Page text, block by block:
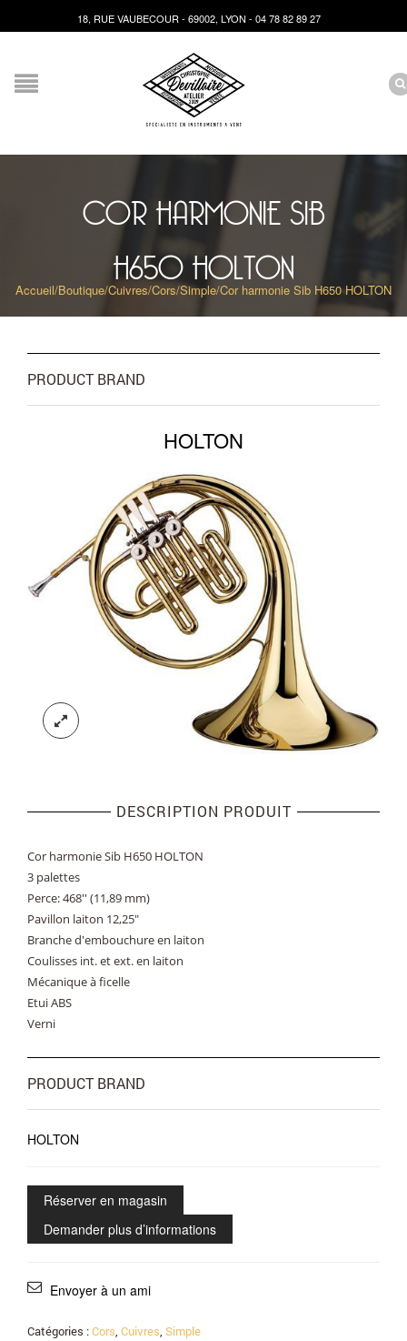
18, RUE VAUBECOUR - 69002, LYON - 04 78 82 89 27
COR HARMONIE SIB
H650 HOLTON
Accueil/Boutique/Cuivres/Cors/Simple/Cor harmonie Sib H650 HOLTON
DESCRIPTION PRODUIT
Cor harmonie Sib H650 HOLTON
3 palettes
Perce: 468'' (11,89 mm)
Pavillon laiton 12,25″
Branche d'embouchure en laiton
Coulisses int. et ext. en laiton
Mécanique à ficelle
Etui ABS
Verni
PRODUCT BRAND
HOLTON
Réserver en magasin
Demander plus d’informations
Envoyer à un ami
Catégories :Cors, Cuivres, Simple
PRODUCT BRAND
HOLTON